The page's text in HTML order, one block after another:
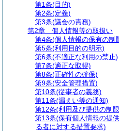
第1条(目的)
第2条(定義)
第3条(議会の責務)
第2章
個人情報等の取扱い
第4条(個人情報の保有の制
第5条(利用目的の明示)
第6条(不適正な利用の禁止)
第7条(適正な取得)
第8条(正確性の確保)
第9条(安全管理措置)
第10条(従事者の義務)
第11条(漏えい等の通知)
第12条(利用及び提供の制
第13条(保有個人情報の提
る者に対する措置要求)